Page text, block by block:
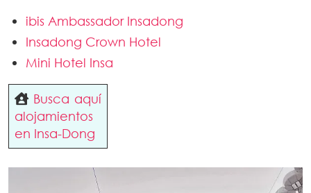
ibis Ambassador Insadong
Insadong Crown Hotel
Mini Hotel Insa
Busca aquí
alojamientos
en Insa-Dong